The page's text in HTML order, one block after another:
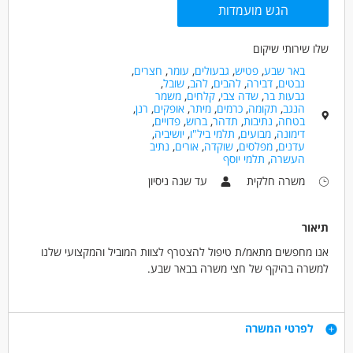
הגש מועמדות
שלו שירותי שיקום
באר שבע,פטיש, גבעולים, עומר, חצרים,
נבטים,דבירה,להבים,להב,שובל,
גבעות בר,שדה צבי,קלחים,משמר
הנגב, תקומה,כרמים,מיתר,אופקים, רנן,
בטחה, נתיבות, תדהר,ברוש,פדויים,
דימונה,מבועים, תלמי ביל"ו,יושיביה,
עדנים,מפלסים,שוקדה,אורים, נתיב
העשרה, תלמי יוסף
משרה חלקית
עד שנה ניסיון
תיאור
אנו מחפשים מתאמ/ת טיפול להצטרף לצוות המוביל והמקצועי שלנו
למשרה בהיקף של חצי משרה בבאר שבע.
הדרכת צוות מדריכים, בניית תוכניות שיקום ועבודה משותפת עם גורמים
דרישות
לפרטי המשרה